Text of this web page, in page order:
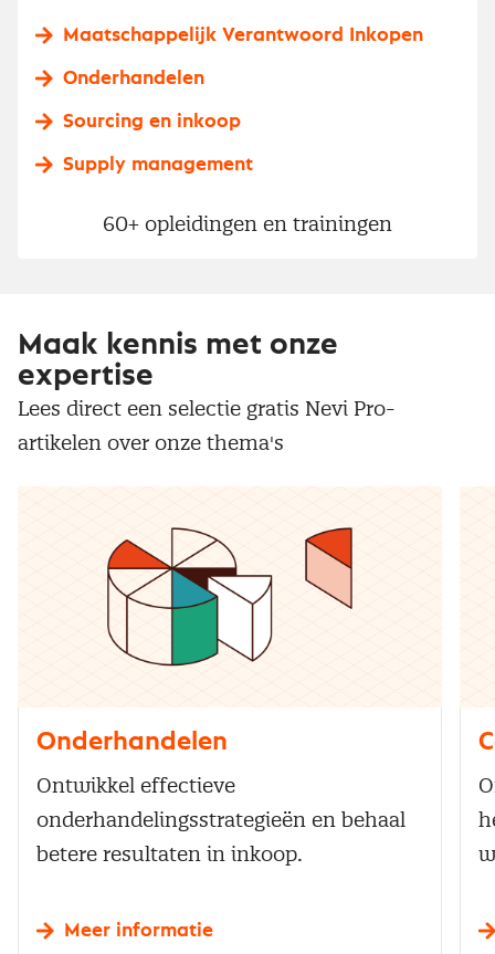
Maatschappelijk Verantwoord Inkopen
Onderhandelen
Sourcing en inkoop
Supply management
60+ opleidingen en trainingen
Maak kennis met onze
expertise
Lees direct een selectie gratis Nevi Pro-
artikelen over onze thema's
Onderhandelen
Ontwikkel effectieve
onderhandelingsstrategieën en behaal
betere resultaten in inkoop.
Meer informatie